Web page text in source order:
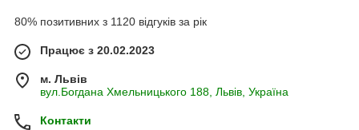
80% позитивних з 1120 відгуків за рік
Працює з 20.02.2023
м. Львів
вул.Богдана Хмельницького 188, Львів, Україна
Контакти